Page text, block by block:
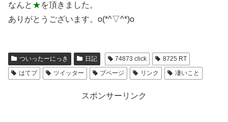
なんと ★を頂きました。
ありがとうございます。o(*^▽^*)o
ついったーにっき 日記 74873 click
8725 RT
はてブ
ツイッター ブページ リンク 凄いこと
スポンサーリンク